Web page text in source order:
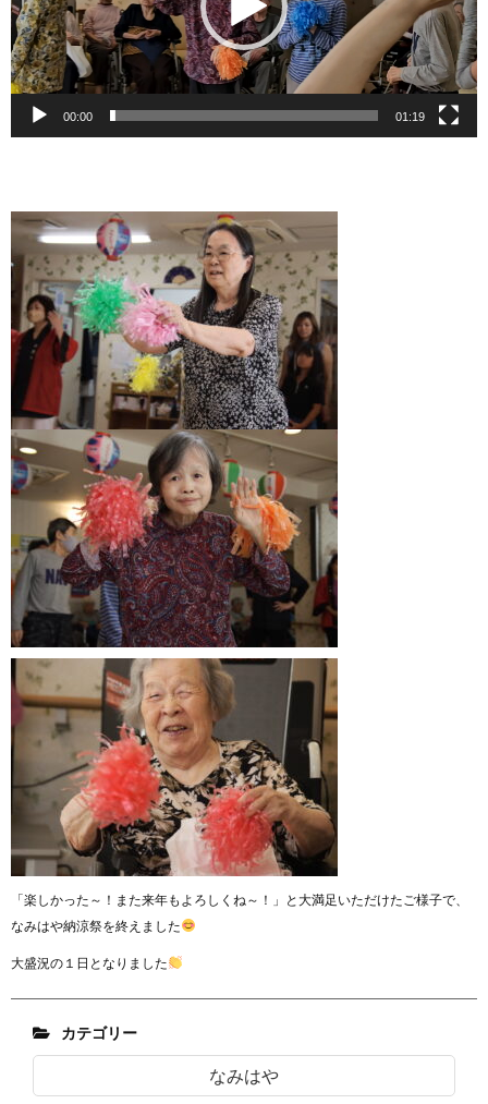
00:00 01:19
「楽しかった～！また来年もよろしくね～！」と大満足いただけたご様子で、
なみはや納涼祭を終えました
大盛況の１日となりました
カテゴリー
なみはや